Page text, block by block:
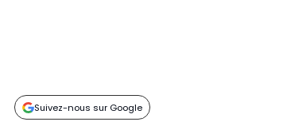
Suivez-nous sur Google